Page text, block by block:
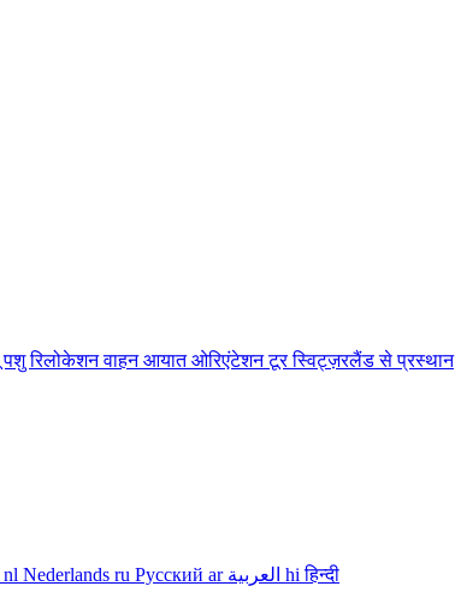
पशु रिलोकेशन वाहन आयात ओरिएंटेशन टूर स्विट्ज़रलैंड से प्रस्थान
nl Nederlands ru Русский ar العربية hi हिन्दी